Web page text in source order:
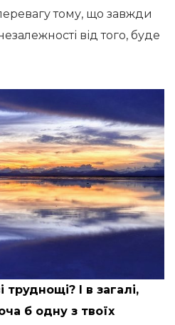
тому, що завжди
від того, буде
І в загалі,
б одну з твоїх